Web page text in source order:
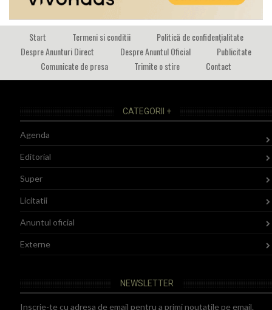
Start Termeni si conditii
Politică de confidențialitate
Despre Anunturi Direct
Despre Anuntul Oficial
Publicitate
Comunicate de presa
Trimite o stire Contact
CATEGORII +
Agenda
Editorial
Super
Licitatii
Anuntul oficial
Externe
NEWSLETTER
Inscrie-te cu adresa de email pentru a primi noutatile pe email.